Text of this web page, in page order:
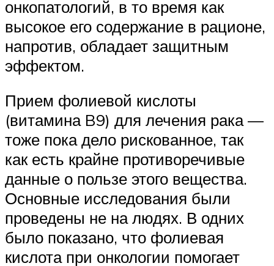
онкопатологий, в то время как
высокое его содержание в рационе,
напротив, обладает защитным
эффектом.
Прием фолиевой кислоты
(витамина B9) для лечения рака —
тоже пока дело рискованное, так
как есть крайне противоречивые
данные о пользе этого вещества.
Основные исследования были
проведены не на людях. В одних
было показано, что фолиевая
кислота при онкологии помогает